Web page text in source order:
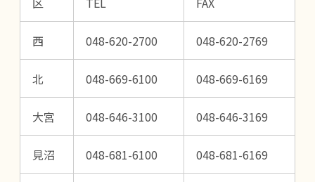
西 048-620-2700 048-620-2769
北 048-669-6100 048-669-6169
大宮 048-646-3100 048-646-3169
見沼 048-681-6100 048-681-6169